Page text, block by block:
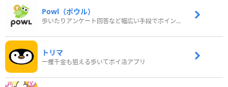
Powl（ポウル）
歩いたりアンケート回答など幅広い手段でポイントをゲット
トリマ
一攫千金も狙える歩いてポイ活アプリ